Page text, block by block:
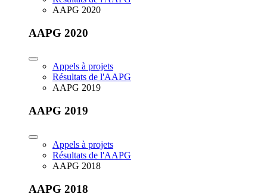
AAPG 2020
AAPG 2020
Appels à projets
Résultats de l'AAPG
AAPG 2019
AAPG 2019
Appels à projets
Résultats de l'AAPG
AAPG 2018
AAPG 2018